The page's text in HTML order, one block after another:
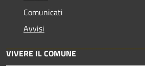
Comunicati
Avvisi
VIVERE IL COMUNE